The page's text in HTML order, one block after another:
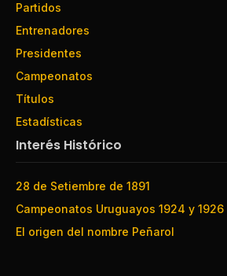
Partidos
Entrenadores
Presidentes
Campeonatos
Títulos
Estadísticas
Interés Histórico
28 de Setiembre de 1891
Campeonatos Uruguayos 1924 y 1926
El origen del nombre Peñarol